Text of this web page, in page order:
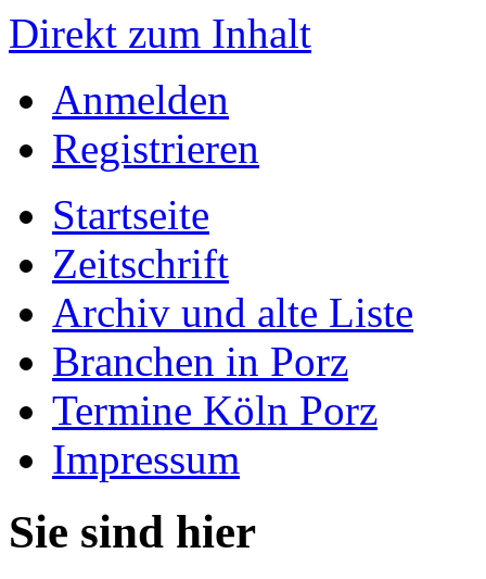
Direkt zum Inhalt
Anmelden
Registrieren
Startseite
Zeitschrift
Archiv und alte Liste
Branchen in Porz
Termine Köln Porz
Impressum
Sie sind hier